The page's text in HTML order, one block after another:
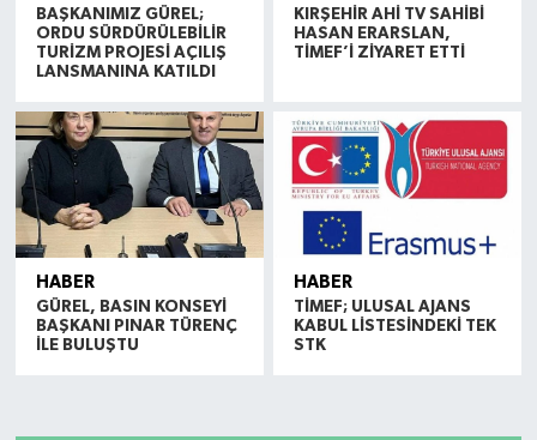
BAŞKANIMIZ GÜREL;
ORDU SÜRDÜRÜLEBİLİR
TURİZM PROJESİ AÇILIŞ
LANSMANINA KATILDI
KIRŞEHİR AHİ TV SAHİBİ
HASAN ERARSLAN,
TİMEF’İ ZİYARET ETTİ
HABER
GÜREL, BASIN KONSEYİ
BAŞKANI PINAR TÜRENÇ
İLE BULUŞTU
HABER
TİMEF; ULUSAL AJANS
KABUL LİSTESİNDEKİ TEK
STK